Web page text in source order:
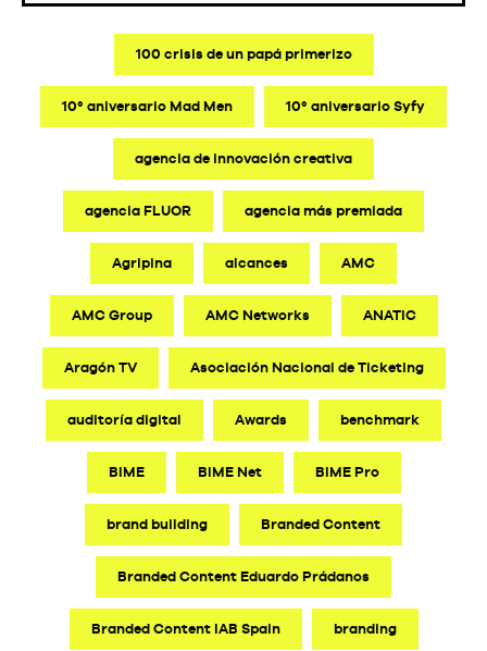
100 crisis de un papá primerizo
10º aniversario Mad Men 10º aniversario Syfy
agencia de innovación creativa
agencia FLUOR agencia más premiada
Agripina alcances AMC
AMC Group AMC Networks ANATIC
Aragón TV Asociación Nacional de Ticketing
auditoría digital Awards benchmark
BIME BIME Net BIME Pro
brand building Branded Content
Branded Content Eduardo Prádanos
Branded Content IAB Spain branding